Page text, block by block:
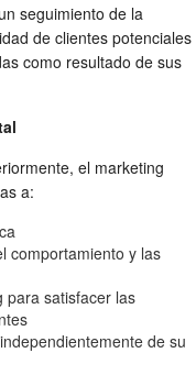
seguimiento de la
de clientes potenciales
como resultado de sus
el marketing
a:
comportamiento y las
para satisfacer las
de su